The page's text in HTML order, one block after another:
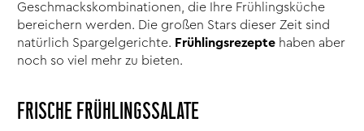
Geschmackskombinationen, die Ihre Frühlingsküche
bereichern werden. Die großen Stars dieser Zeit sind
natürlich Spargelgerichte. Frühlingsrezepte haben aber
noch so viel mehr zu bieten.
FRISCHE FRÜHLINGSSALATE